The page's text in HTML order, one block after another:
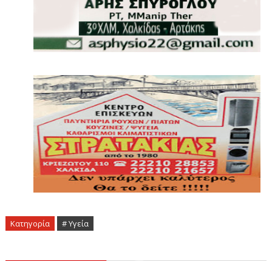
Κατηγορία # Υγεία